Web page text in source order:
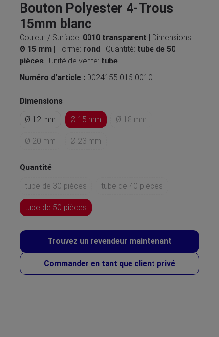
Bouton Polyester 4-Trous
15mm blanc
Couleur / Surface: 0010 transparent | Dimensions:
Ø 15 mm | Forme: rond | Quantité: tube de 50
pièces | Unité de vente: tube
Numéro d'article : 0024155 015 0010
Dimensions
Ø 12 mm
Ø 15 mm Ø 18 mm
Ø 20 mm Ø 23 mm
Quantité
tube de 30 pièces
tube de 40 pièces
tube de 50 pièces
Trouvez un revendeur maintenant
Commander en tant que client privé